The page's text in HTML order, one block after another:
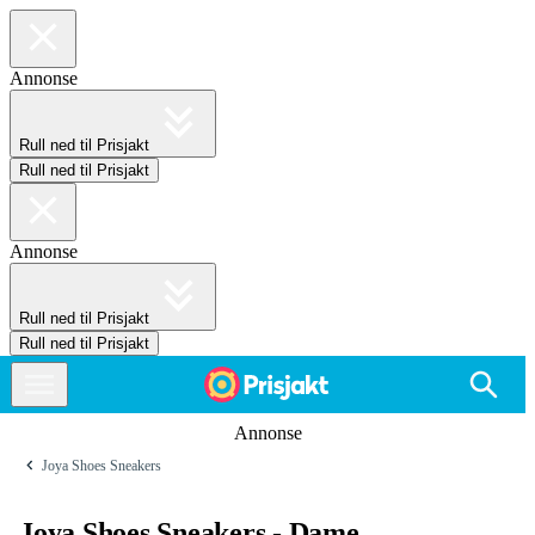
Annonse
Rull ned til Prisjakt
Rull ned til Prisjakt
Annonse
Rull ned til Prisjakt
Rull ned til Prisjakt
Annonse
Joya Shoes Sneakers